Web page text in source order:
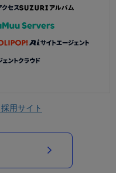
採用サイト